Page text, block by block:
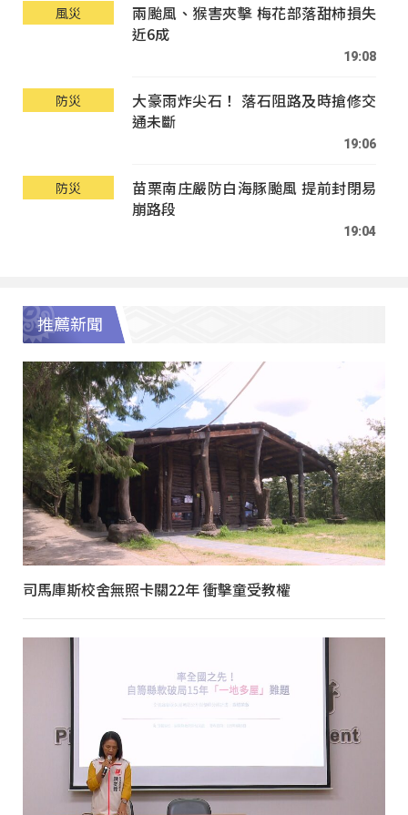
風災
兩颱風、猴害夾擊 梅花部落甜柿損失
近6成
19:08
防災
大豪雨炸尖石！ 落石阻路及時搶修交
通未斷
19:06
防災
苗栗南庄嚴防白海豚颱風 提前封閉易
崩路段
19:04
推薦新聞
司馬庫斯校舍無照卡關22年 衝擊童受教權